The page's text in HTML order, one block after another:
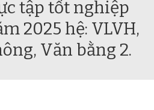
tập tốt nghiệp
2025 hệ: VLVH,
Văn bằng 2.